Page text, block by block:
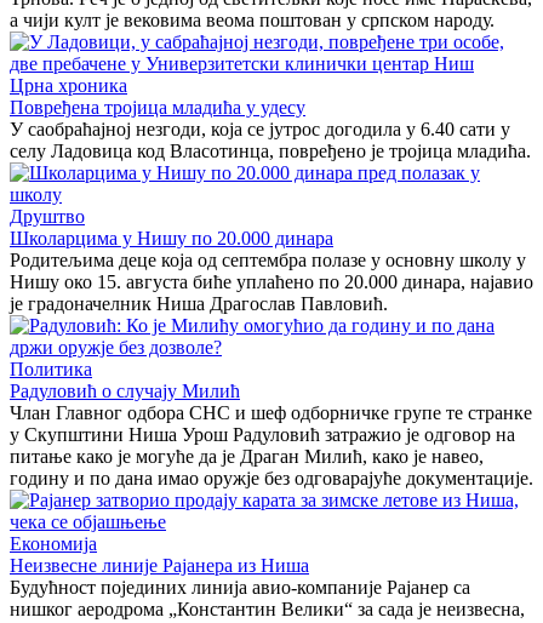
а чији култ је вековима веома поштован у српском народу.
Црна хроника
Повређена тројица младића у удесу
У саобраћајној незгоди, која се јутрос догодила у 6.40 сати у
селу Ладовица код Власотинца, повређено је тројица младића.
Друштво
Школарцима у Нишу по 20.000 динара
Родитељима деце која од септембра полазе у основну школу у
Нишу око 15. августа биће уплаћено по 20.000 динара, најавио
је градоначелник Ниша Драгослав Павловић.
Политика
Радуловић о случају Милић
Члан Главног одбора СНС и шеф одборничке групе те странке
у Скупштини Ниша Урош Радуловић затражио је одговор на
питање како је могуће да је Драган Милић, како је навео,
годину и по дана имао оружје без одговарајуће документације.
Економија
Неизвесне линије Рајанера из Ниша
Будућност појединих линија авио-компаније Рајанер са
нишког аеродрома „Константин Велики“ за сада је неизвесна,